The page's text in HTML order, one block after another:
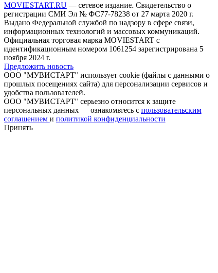
MOVIESTART.RU — сетевое издание. Свидетельство о
регистрации СМИ Эл № ФС77-78238 от 27 марта 2020 г.
Выдано Федеральной службой по надзору в сфере связи,
информационных технологий и массовых коммуникаций.
Официальная торговая марка MOVIESTART с
идентификационным номером 1061254 зарегистрирована 5
ноября 2024 г.
Предложить новость
ООО "МУВИСТАРТ" использует cookie (файлы с данными о
прошлых посещениях сайта) для персонализации сервисов и
удобства пользователей.
ООО "МУВИСТАРТ" серьезно относится к защите
персональных данных — ознакомьтесь с пользовательским
соглашением и политикой конфиденциальности
Принять